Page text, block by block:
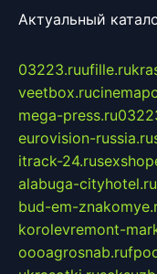
Актуальный
03223.ruufille.ru
veetbox.ru
mega-press.ru
eurovision-russia.ru
itrack-24.ru
alabuga-cityhotel.ru
bud-em-
korolevremont-
oooagrosnab.ru